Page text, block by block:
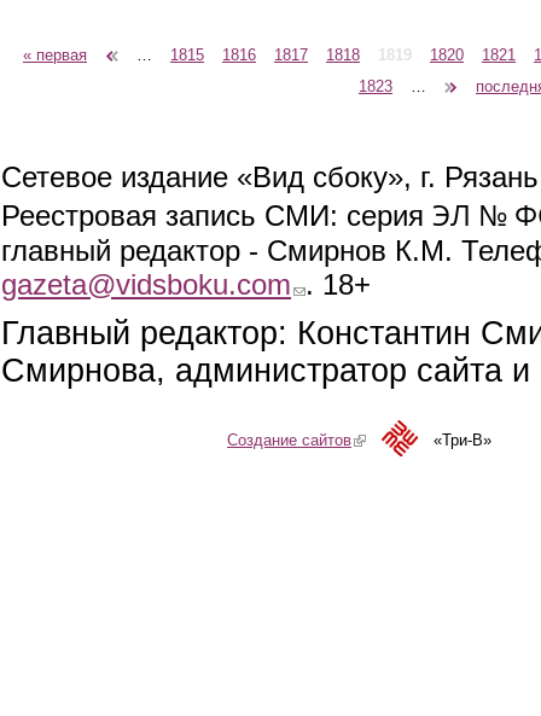
Страницы
« первая 1815 1816 1817 1818 1819 1820 1821
1823
Сетевое издание «Вид сбоку», г.
Реестровая запись СМИ: серия ЭЛ №
главный редактор - Смирнов К.М.
gazeta@vidsboku.com (link sends e-mail)
. 18+
Главный редактор: Константин
Смирнова, администратор сайта
Создание сайтов(link is external)«Три-В»